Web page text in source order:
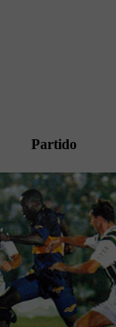
Partido